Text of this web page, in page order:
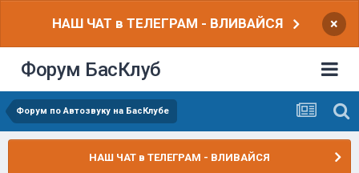
НАШ ЧАТ в ТЕЛЕГРАМ - ВЛИВАЙСЯ ×
Форум БасКлуб
Форум по Автозвуку на БасКлубе
НАШ ЧАТ в ТЕЛЕГРАМ - ВЛИВАЙСЯ